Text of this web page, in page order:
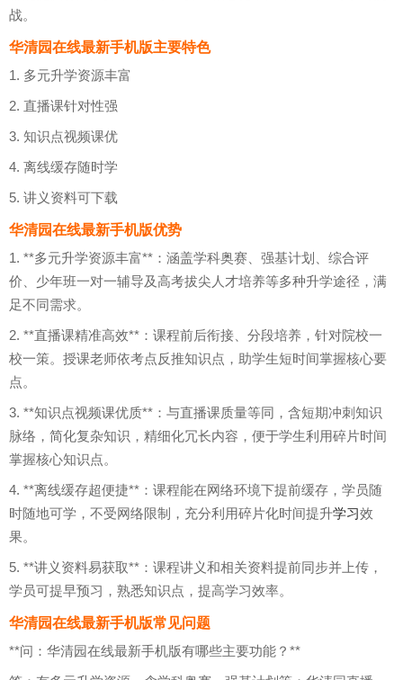
战。
华清园在线最新手机版主要特色
1. 多元升学资源丰富
2. 直播课针对性强
3. 知识点视频课优
4. 离线缓存随时学
5. 讲义资料可下载
华清园在线最新手机版优势
1. **多元升学资源丰富**：涵盖学科奥赛、强基计划、综合评
价、少年班一对一辅导及高考拔尖人才培养等多种升学途径，满
足不同需求。
2. **直播课精准高效**：课程前后衔接、分段培养，针对院校一
校一策。授课老师依考点反推知识点，助学生短时间掌握核心要
点。
3. **知识点视频课优质**：与直播课质量等同，含短期冲刺知识
脉络，简化复杂知识，精细化冗长内容，便于学生利用碎片时间
掌握核心知识点。
4. **离线缓存超便捷**：课程能在网络环境下提前缓存，学员随
时随地可学，不受网络限制，充分利用碎片化时间提升学习效
果。
5. **讲义资料易获取**：课程讲义和相关资料提前同步并上传，
学员可提早预习，熟悉知识点，提高学习效率。
华清园在线最新手机版常见问题
**问：华清园在线最新手机版有哪些主要功能？**